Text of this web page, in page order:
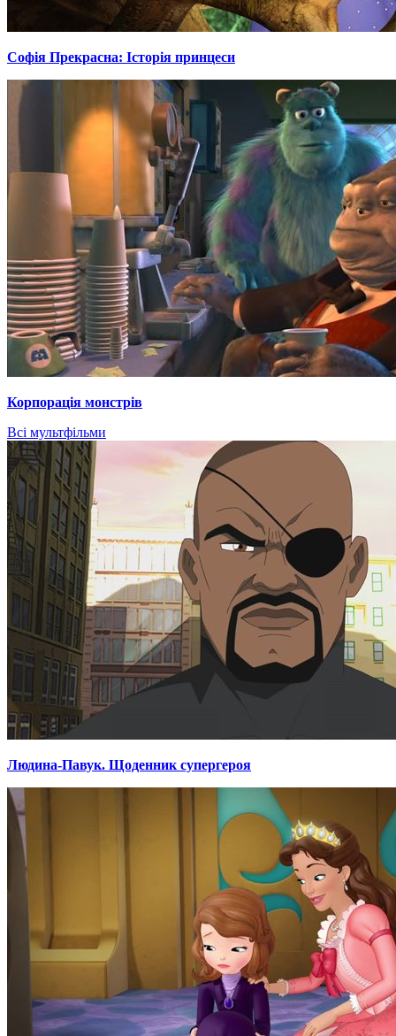
Софія Прекрасна: Історія принцеси
Корпорація монстрів
Всі мультфільми
Людина-Павук. Щоденник супергероя